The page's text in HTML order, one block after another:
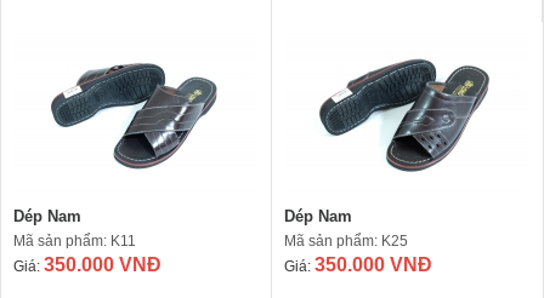
Dép Nam
Mã sản phẩm: K11
Giá: 350.000 VNĐ
Dép Nam
Mã sản phẩm: K25
Giá: 350.000 VNĐ